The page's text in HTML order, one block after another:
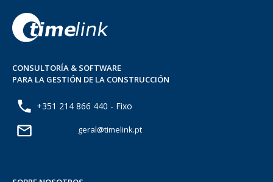
CONSULTORÍA & SOFTWARE
PARA LA GESTIÓN DE LA CONSTRUCCIÓN
+351 214 866 440 - Fixo
geral@timelink.pt